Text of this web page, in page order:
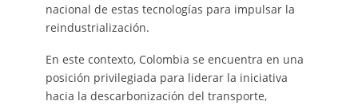
nacional de estas tecnologías para impulsar la
reindustrialización.
En este contexto, Colombia se encuentra en una
posición privilegiada para liderar la iniciativa
hacia la descarbonización del transporte,